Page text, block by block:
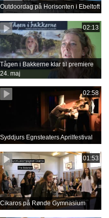
Outdoordag på Horisonten i Ebeltoft
02:13
Tågen i Bakkerne klar til premiere
24. maj
02:58
Syddjurs Egnsteaters Aprilfestival
01:53
Cikaros på Rønde Gymnasium